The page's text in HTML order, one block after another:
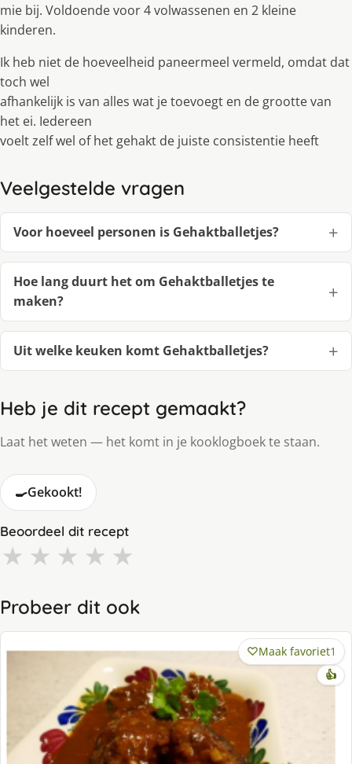
mie bĳ. Voldoende voor 4 volwassenen en 2 kleine
kinderen.
Ik heb niet de hoeveelheid paneermeel vermeld, omdat dat
toch wel
afhankelĳk is van alles wat je toevoegt en de grootte van
het ei. Iedereen
voelt zelf wel of het gehakt de juiste consistentie heeft
Veelgestelde vragen
Voor hoeveel personen is Gehaktballetjes?
Hoe lang duurt het om Gehaktballetjes te
maken?
Uit welke keuken komt Gehaktballetjes?
Heb je dit recept gemaakt?
Laat het weten — het komt in je kooklogboek te staan.
🍳Gekookt!
Beoordeel dit recept
★ ★ ★ ★ ★
Probeer dit ook
Maak favoriet1
👍